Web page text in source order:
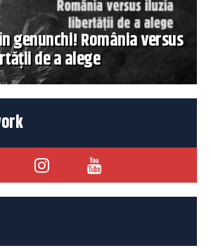
genunchi! România versus
de a alege